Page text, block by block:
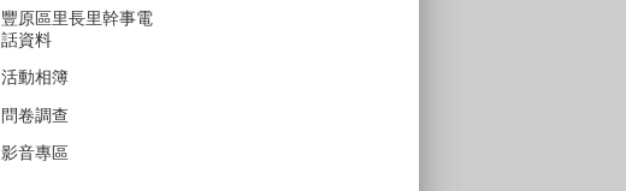
豐原區里長里幹事電
話資料
活動相簿
問卷調查
影音專區